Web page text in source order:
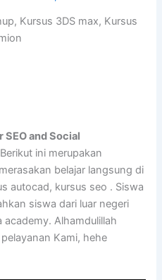
Kursus 3DS max, Kursus
and Social
ini merupakan
belajar langsung di
autocad, kursus seo . Siswa
siswa dari luar negeri
Alhamdulillah
Kami, hehe